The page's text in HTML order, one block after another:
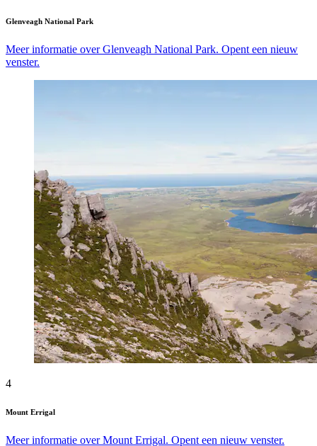
Glenveagh National Park
Meer informatie over Glenveagh National Park. Opent een nieuw
venster.
4
Mount Errigal
Meer informatie over Mount Errigal. Opent een nieuw venster.